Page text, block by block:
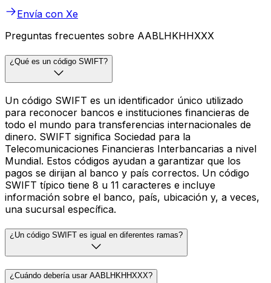
Envía con Xe
Preguntas frecuentes sobre AABLHKHHXXX
¿Qué es un código SWIFT?
Un código SWIFT es un identificador único utilizado
para reconocer bancos e instituciones financieras de
todo el mundo para transferencias internacionales de
dinero. SWIFT significa Sociedad para la
Telecomunicaciones Financieras Interbancarias a nivel
Mundial. Estos códigos ayudan a garantizar que los
pagos se dirijan al banco y país correctos. Un código
SWIFT típico tiene 8 u 11 caracteres e incluye
información sobre el banco, país, ubicación y, a veces,
una sucursal específica.
¿Un código SWIFT es igual en diferentes ramas?
¿Cuándo debería usar AABLHKHHXXX?